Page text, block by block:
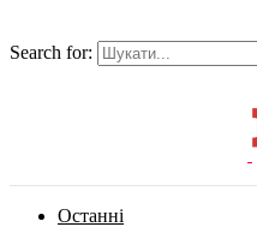
Search for:
Останні